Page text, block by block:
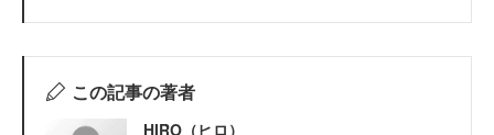
この記事の著者
HIRO（ヒロ）